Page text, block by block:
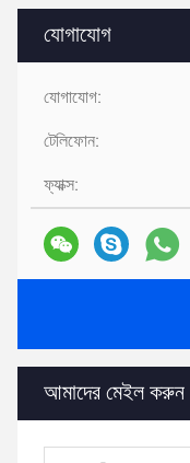
যোগাযোগ
যোগাযোগ:
টেলিফোন:
ফ্যাক্স:
আমাদের মেইল ​​করুন